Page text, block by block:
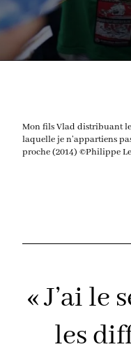
Mon fils Vlad distribuant
laquelle je n’appartiens
proche (2014) ©Philippe
« J’ai le
les